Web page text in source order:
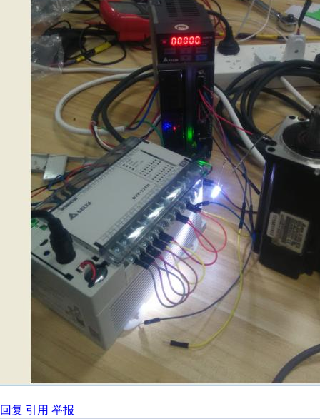
回复 引用 举报